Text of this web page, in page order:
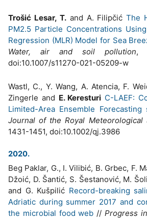
Trošić Lesar, T.and A. FilipčićThe
PM2.5 Particle Concentrations
Regression (MLR) Model for Sea
Water, air and soil pollution,
doi:10.1007/s11270-021-05209-w
Wastl, C., Y. Wang, A. Atencia, F.
Zingerle and E. Keresturi C-LAEF:
Limited-Area Ensemble Forecasting
Journal of the Royal Meteorological
1431-1451, doi:10.1002/qj.3986
2020.
Beg Paklar, G., I. Vilibić, B. Grbec, F.
Džoić, D. Šantić, S. Šestanović, M.
and G. Kušpilić Record-breaking
Adriatic during summer 2017 and
the microbial food web // Progress